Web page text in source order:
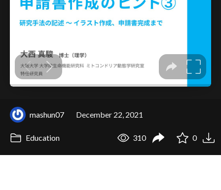
mashun07 December 22, 2021
Education 310 0